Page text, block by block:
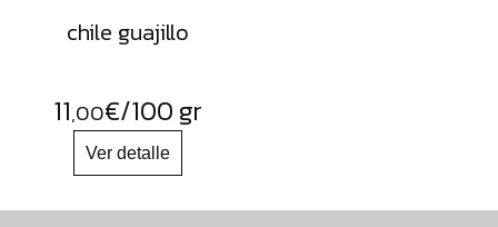
chile guajillo
11,00€/100 gr